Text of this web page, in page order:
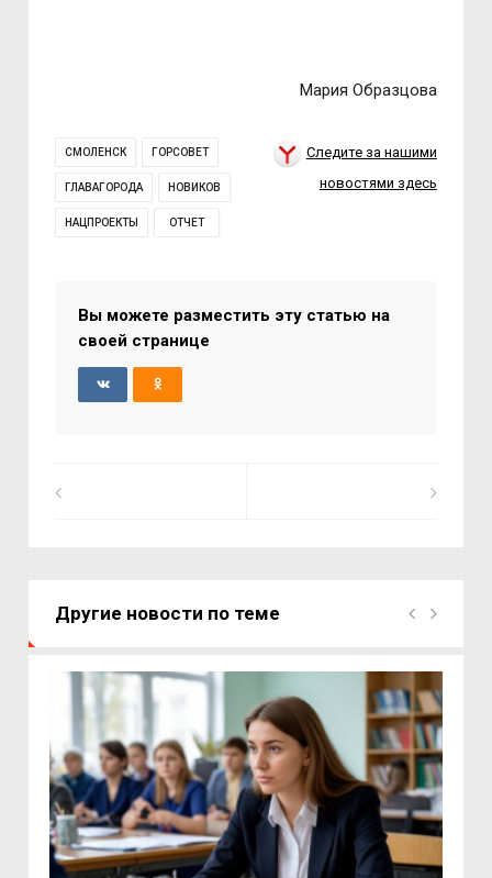
Мария Образцова
СМОЛЕНСК ГОРСОВЕТ
ГЛАВАГОРОДА НОВИКОВ
НАЦПРОЕКТЫ ОТЧЕТ
Следите за нашими
новостями здесь
Вы можете разместить эту статью на
своей странице
Другие новости по теме